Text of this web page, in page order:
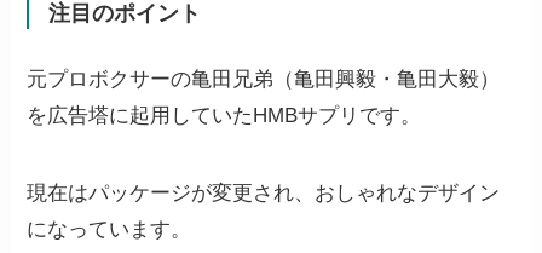
注目のポイント
元プロボクサーの亀田兄弟（亀田興毅・亀田大毅）
を広告塔に起用していたHMBサプリです。
現在はパッケージが変更され、おしゃれなデザイン
になっています。